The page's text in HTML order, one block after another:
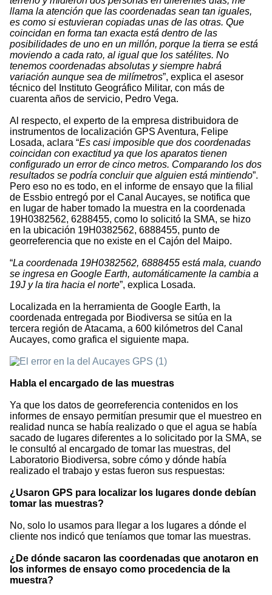
llama la atención que las coordenadas sean tan iguales,
es como si estuvieran copiadas unas de las otras. Que
coincidan en forma tan exacta está dentro de las
posibilidades de uno en un millón, porque la tierra se está
moviendo a cada rato, al igual que los satélites. No
tenemos coordenadas absolutas y siempre habrá
variación aunque sea de milímetros”, explica el asesor
técnico del Instituto Geográfico Militar, con más de
cuarenta años de servicio, Pedro Vega.
Al respecto, el experto de la empresa distribuidora de
instrumentos de localización GPS Aventura, Felipe
Losada, aclara “Es casi imposible que dos coordenadas
coincidan con exactitud ya que los aparatos tienen
configurado un error de cinco metros. Comparando los dos
resultados se podría concluir que alguien está mintiendo”.
Pero eso no es todo, en el informe de ensayo que la filial
de Essbio entregó por el Canal Aucayes, se notifica que
en lugar de haber tomado la muestra en la coordenada
19H0382562, 6288455, como lo solicitó la SMA, se hizo
en la ubicación 19H0382562, 6888455, punto de
georreferencia que no existe en el Cajón del Maipo.
“La coordenada 19H0382562, 6888455 está mala, cuando
se ingresa en Google Earth, automáticamente la cambia a
19J y la tira hacia el norte”, explica Losada.
Localizada en la herramienta de Google Earth, la
coordenada entregada por Biodiversa se sitúa en la
tercera región de Atacama, a 600 kilómetros del Canal
Aucayes, como grafica el siguiente mapa.
Habla el encargado de las muestras
Ya que los datos de georreferencia contenidos en los
informes de ensayo permitían presumir que el muestreo en
realidad nunca se había realizado o que el agua se había
sacado de lugares diferentes a lo solicitado por la SMA, se
le consultó al encargado de tomar las muestras, del
Laboratorio Biodiversa, sobre cómo y dónde había
realizado el trabajo y estas fueron sus respuestas:
¿Usaron GPS para localizar los lugares donde debían
tomar las muestras?
No, solo lo usamos para llegar a los lugares a dónde el
cliente nos indicó que teníamos que tomar las muestras.
¿De dónde sacaron las coordenadas que anotaron en
los informes de ensayo como procedencia de la
muestra?